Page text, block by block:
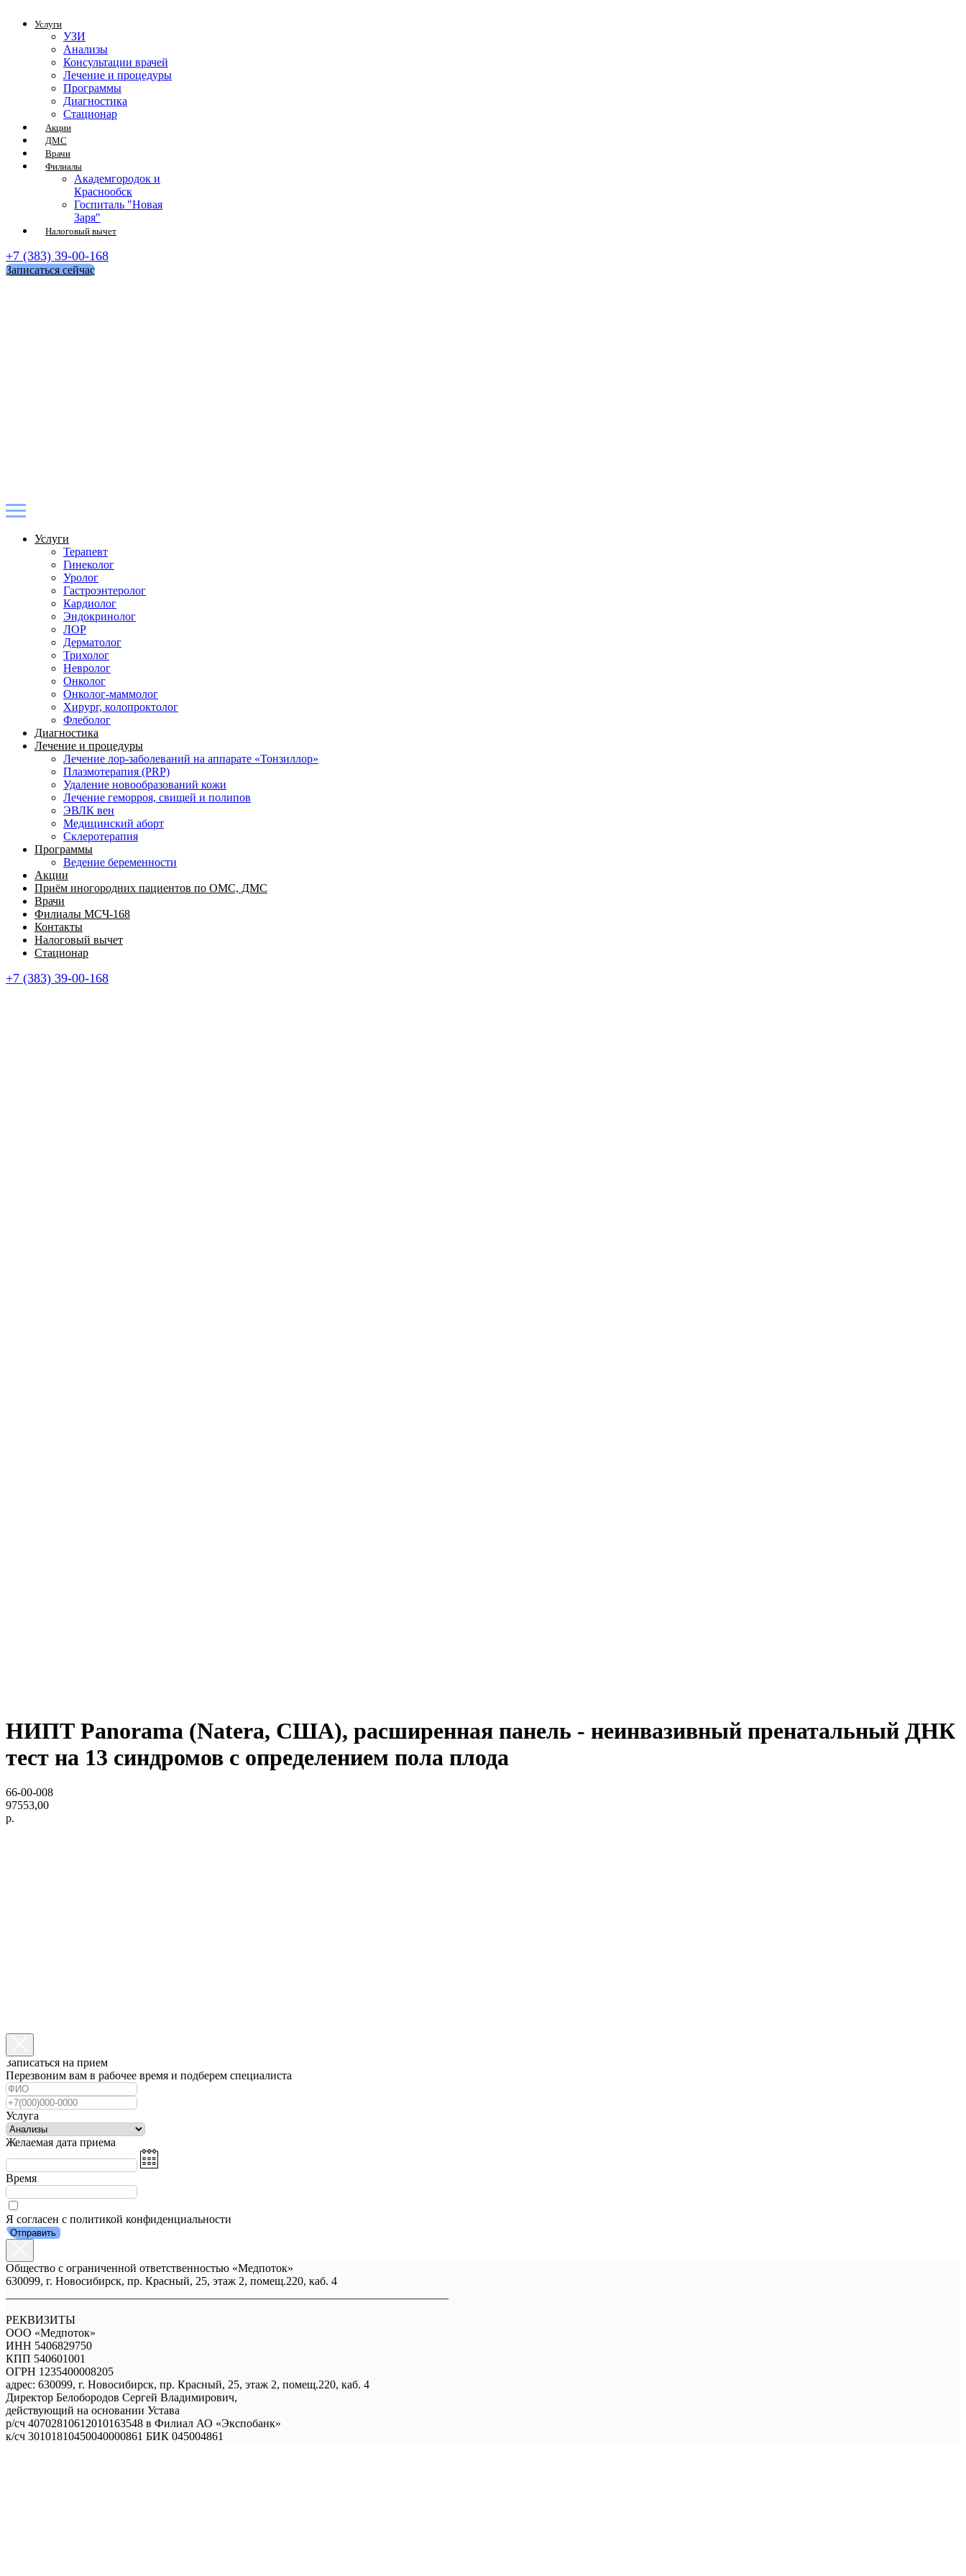
Услуги
УЗИ
Анализы
Консультации врачей
Лечение и процедуры
Программы
Диагностика
Стационар
Акции
ДМС
Врачи
Филиалы
Академгородок и
Краснообск
Госпиталь "Новая
Заря"
Налоговый вычет
+7 (383) 39-00-168
Записаться сейчас
Услуги
Терапевт
Гинеколог
Уролог
Гастроэнтеролог
Кардиолог
Эндокринолог
ЛОР
Дерматолог
Трихолог
Невролог
Онколог
Онколог-маммолог
Хирург, колопроктолог
Флеболог
Диагностика
Лечение и процедуры
Лечение лор-заболеваний на аппарате «Тонзиллор»
Плазмотерапия (PRP)
Удаление новообразований кожи
Лечение геморроя, свищей и полипов
ЭВЛК вен
Медицинский аборт
Склеротерапия
Программы
Ведение беременности
Акции
Приём иногородних пациентов по ОМС, ДМС
Врачи
Филиалы МСЧ-168
Контакты
Налоговый вычет
Стационар
+7 (383) 39-00-168
НИПТ Panorama (Natera, США), расширенная панель - неинвазивный пренатальный ДНК
тест на 13 синдромов с определением пола плода
66-00-008
97553,00
р.
Записаться на прием
Перезвоним вам в рабочее время и подберем специалиста
Услуга
Желаемая дата приема
Время
Я согласен с политикой конфиденциальности
Отправить
Общество с ограниченной ответственностью «Медпоток»
630099, г. Новосибирск, пр. Красный, 25, этаж 2, помещ.220, каб. 4
РЕКВИЗИТЫ
ООО «Медпоток»
ИНН 5406829750
КПП 540601001
ОГРН 1235400008205
адрес: 630099, г. Новосибирск, пр. Красный, 25, этаж 2, помещ.220, каб. 4
Директор Белобородов Сергей Владимирович,
действующий на основании Устава
р/сч 40702810612010163548 в Филиал АО «Экспобанк»
к/сч 30101810450040000861 БИК 045004861